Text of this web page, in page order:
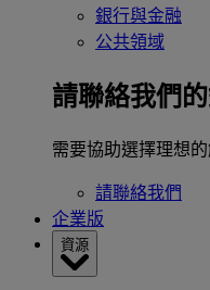
銀行與金融
公共領域
請聯絡我們
需要協助選擇理想
請聯絡我們
企業版
資源